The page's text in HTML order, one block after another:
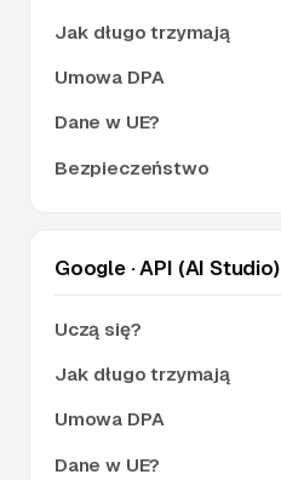
Google · API (AI Studio)